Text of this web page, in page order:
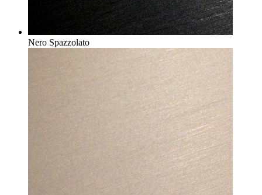
Nero Spazzolato